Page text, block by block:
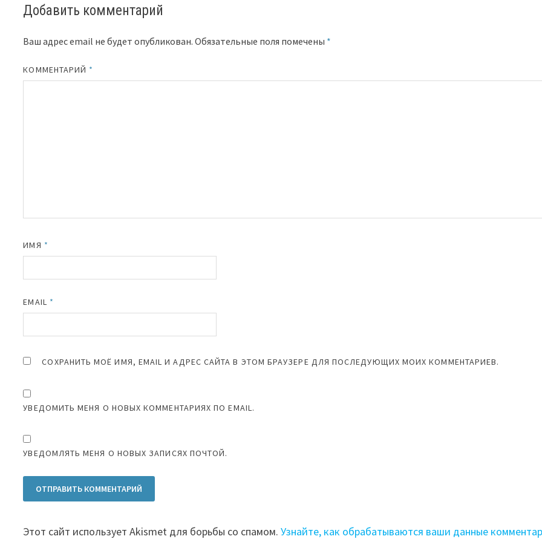
Добавить комментарий
Ваш адрес email не будет опубликован. Обязательные поля помечены *
КОММЕНТАРИЙ *
ИМЯ *
EMAIL *
СОХРАНИТЬ МОЁ ИМЯ, EMAIL И АДРЕС САЙТА В ЭТОМ БРАУЗЕРЕ ДЛЯ ПОСЛЕДУЮЩИХ МОИХ КОММЕНТАРИЕВ.
УВЕДОМИТЬ МЕНЯ О НОВЫХ КОММЕНТАРИЯХ ПО EMAIL.
УВЕДОМЛЯТЬ МЕНЯ О НОВЫХ ЗАПИСЯХ ПОЧТОЙ.
Этот сайт использует Akismet для борьбы со спамом.Узнайте, как обрабатываются ваши данные